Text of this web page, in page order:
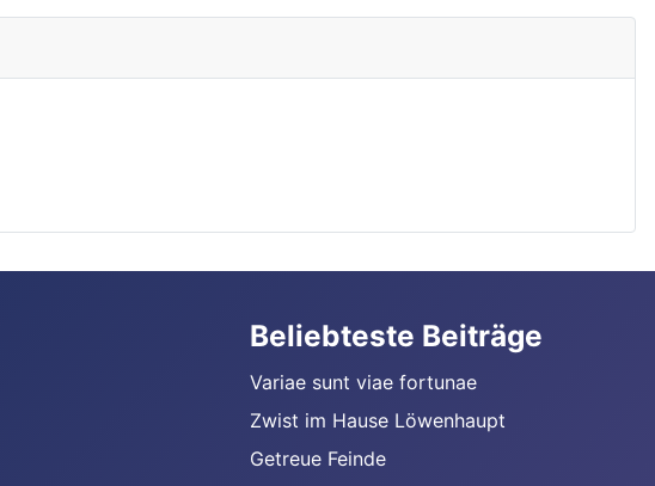
Beliebteste Beiträge
Variae sunt viae fortunae
Zwist im Hause Löwenhaupt
Getreue Feinde